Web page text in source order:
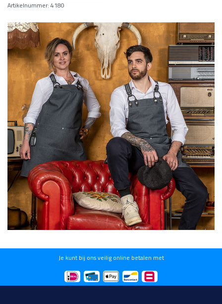
Artikelnummer: 4180
Je kunt bij ons veilig online betalen met